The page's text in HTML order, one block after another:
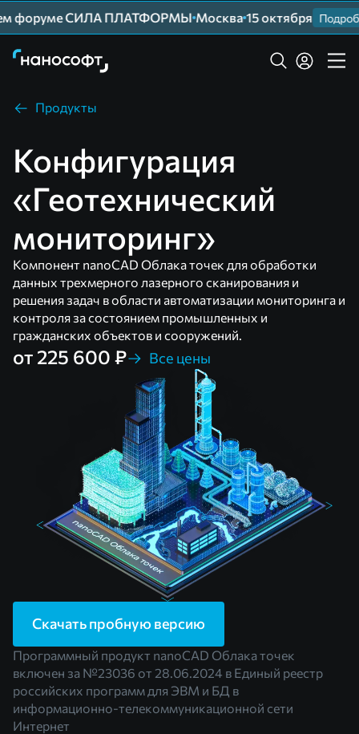
форуме СИЛА ПЛАТФОРМЫ Москва 15 октября
Продукты
Конфигурация
«Геотехнический
мониторинг»
Компонент nanoCAD Облака точек для обработки
данных трехмерного лазерного сканирования и
решения задач в области автоматизации мониторинга и
контроля за состоянием промышленных и
гражданских объектов и сооружений.
от 225 600 ₽ Все цены
Скачать пробную версию
Программный продукт nanoCAD Облака точек
включен за №23036 от 28.06.2024 в Единый реестр
российских программ для ЭВМ и БД в
информационно-телекоммуникационной сети
Интернет